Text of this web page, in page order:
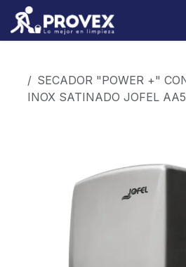
Ir al contenido
SECADOR "POWER +"
INOX SATINADO JOFEL